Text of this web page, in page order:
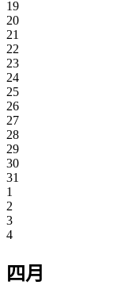
19
20
21
22
23
24
25
26
27
28
29
30
31
1
2
3
4
四月